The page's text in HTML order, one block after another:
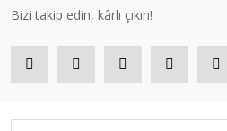
Bizi takip edin, kârlı çıkın!